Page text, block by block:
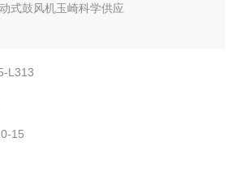
式鼓风机玉崎科学供应
L313
15